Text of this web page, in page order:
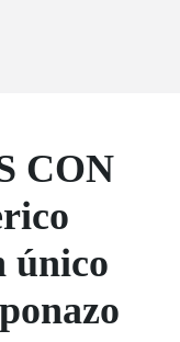
CON
único